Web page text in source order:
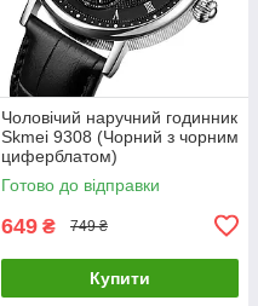
Чоловічий наручний годинник
Skmei 9308 (Чорний з чорним
циферблатом)
Готово до відправки
649 ₴ 749 ₴
Купити